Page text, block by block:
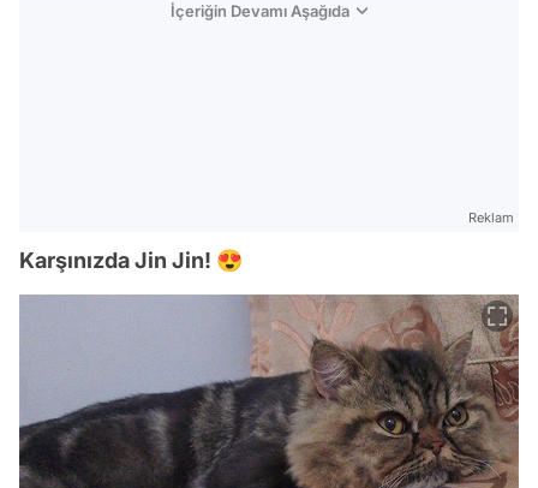
İçeriğin Devamı Aşağıda
Reklam
Karşınızda Jin Jin! 😍